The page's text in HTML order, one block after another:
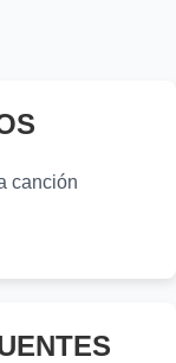
Del Barranco
canción